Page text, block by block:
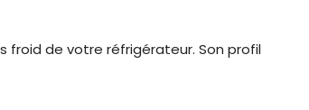
froid de votre réfrigérateur. Son profil